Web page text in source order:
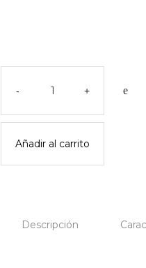
-
familiar
steady
+
Añadir al carrito
Descripción